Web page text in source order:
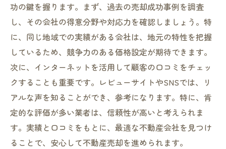
功の鍵を握ります。まず、過去の売却成功事例を調査
し、その会社の得意分野や対応力を確認しましょう。特
に、同じ地域での実績がある会社は、地元の特性を把握
しているため、競争力のある価格設定が期待できます。
次に、インターネットを活用して顧客の口コミをチェッ
クすることも重要です。レビューサイトやSNSでは、リ
アルな声を知ることができ、参考になります。特に、肯
定的な評価が多い業者は、信頼性が高いと考えられま
す。実績と口コミをもとに、最適な不動産会社を見つけ
ることで、安心して不動産売却を進められます。